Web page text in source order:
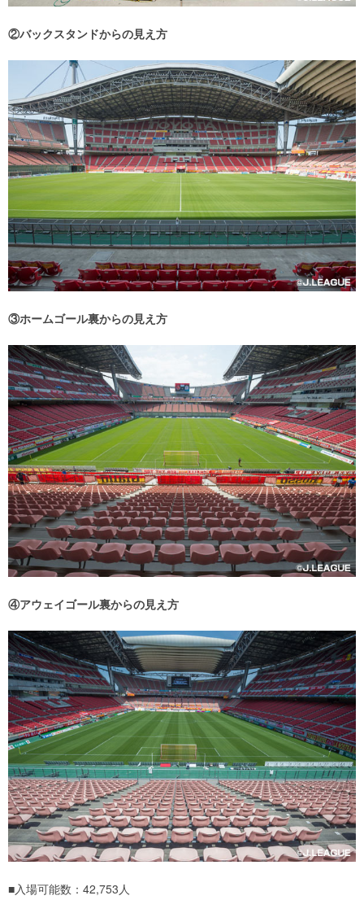
②バックスタンドからの見え方
③ホームゴール裏からの見え方
④アウェイゴール裏からの見え方
■入場可能数：42,753人